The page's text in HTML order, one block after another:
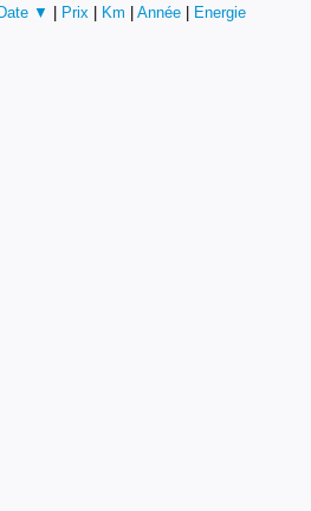
Date ▼ Prix Km Année Energie